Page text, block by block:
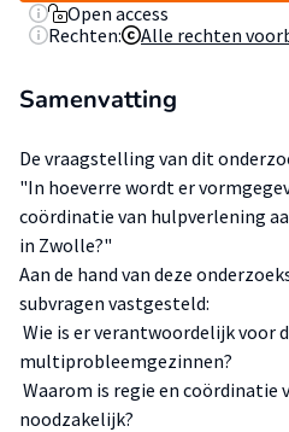
Open access
Rechten:
Alle rechten
Samenvatting
De vraagstelling van dit
"In hoeverre wordt er
coördinatie van hulpverlening
in Zwolle?"
Aan de hand van deze
subvragen vastgesteld:
 Wie is er verantwoordelijk voor
multiprobleemgezinnen?
 Waarom is regie en
noodzakelijk?